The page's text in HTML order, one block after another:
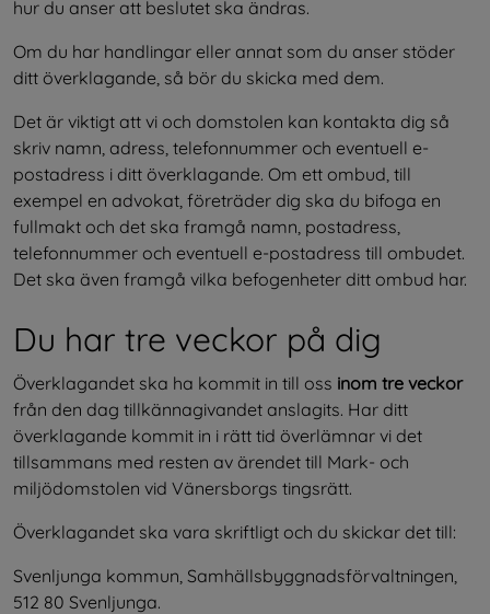
hur du anser att beslutet ska ändras.
Om du har handlingar eller annat som du anser stöder
ditt överklagande, så bör du skicka med dem.
Det är viktigt att vi och domstolen kan kontakta dig så
skriv namn, adress, telefonnummer och eventuell e-
postadress i ditt överklagande. Om ett ombud, till
exempel en advokat, företräder dig ska du bifoga en
fullmakt och det ska framgå namn, postadress,
telefonnummer och eventuell e-postadress till ombudet.
Det ska även framgå vilka befogenheter ditt ombud har.
Du har tre veckor på dig
Överklagandet ska ha kommit in till oss inom tre veckor
från den dag tillkännagi­vandet anslagits. Har ditt
överklagande kommit in i rätt tid överlämnar vi det
tillsammans med resten av ärendet till Mark- och
miljödomstolen vid Vänersborgs tingsrätt.
Överklagandet ska vara skriftligt och du skickar det till:
Svenljunga kommun, Samhällsbyggnadsförvaltningen,
512 80 Svenljunga.